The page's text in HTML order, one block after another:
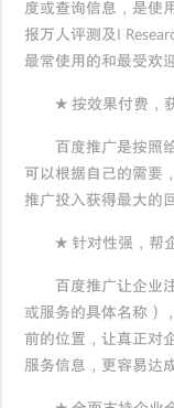
度或查询信息，是使
报万人评测及I
最常使用的和最受欢
★ 按效果付费，获
百度推广是按照给
可以根据自己的需要
推广投入获得最大的
★ 针对性强，帮企
百度推广让企业
或服务的具体名称）
前的位置，让真正对
服务信息，更容易达